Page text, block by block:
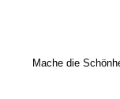
Mache die